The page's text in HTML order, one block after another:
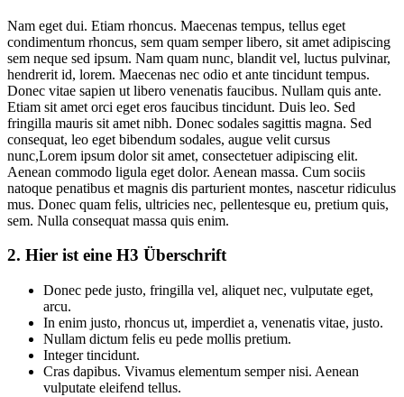
Nam eget dui. Etiam rhoncus. Maecenas tempus, tellus eget
condimentum rhoncus, sem quam semper libero, sit amet adipiscing
sem neque sed ipsum. Nam quam nunc, blandit vel, luctus pulvinar,
hendrerit id, lorem. Maecenas nec odio et ante tincidunt tempus.
Donec vitae sapien ut libero venenatis faucibus. Nullam quis ante.
Etiam sit amet orci eget eros faucibus tincidunt. Duis leo. Sed
fringilla mauris sit amet nibh. Donec sodales sagittis magna. Sed
consequat, leo eget bibendum sodales, augue velit cursus
nunc,Lorem ipsum dolor sit amet, consectetuer adipiscing elit.
Aenean commodo ligula eget dolor. Aenean massa. Cum sociis
natoque penatibus et magnis dis parturient montes, nascetur ridiculus
mus. Donec quam felis, ultricies nec, pellentesque eu, pretium quis,
sem. Nulla consequat massa quis enim.
2. Hier ist eine H3 Überschrift
Donec pede justo, fringilla vel, aliquet nec, vulputate eget,
arcu.
In enim justo, rhoncus ut, imperdiet a, venenatis vitae, justo.
Nullam dictum felis eu pede mollis pretium.
Integer tincidunt.
Cras dapibus. Vivamus elementum semper nisi. Aenean
vulputate eleifend tellus.